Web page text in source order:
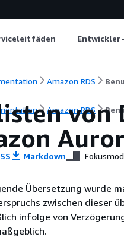
Amazon RDS
Amazon RDS
von
Markdown
Übersetzung wurde
zwischen dieser
infolge von